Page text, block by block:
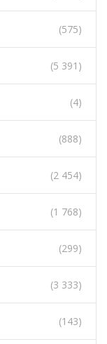
(575)
(5 391)
(4)
(888)
(2 454)
(1 768)
(299)
(3 333)
(143)